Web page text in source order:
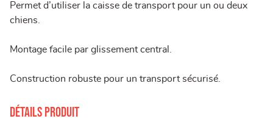
Permet d’utiliser la caisse de transport pour un ou deux
chiens.
Montage facile par glissement central.
Construction robuste pour un transport sécurisé.
Détails produit